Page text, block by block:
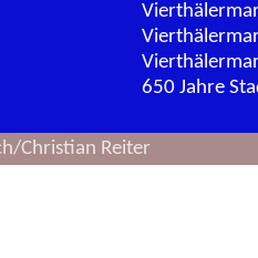
650 Jahre
Christian Reiter